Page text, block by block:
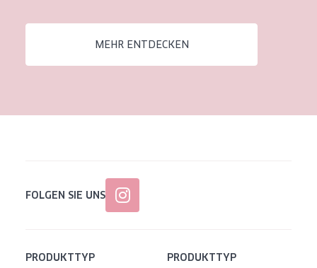
MEHR ENTDECKEN
FOLGEN SIE UNS
PRODUKTTYP PRODUKTTYP